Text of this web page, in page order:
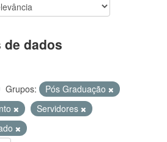
dados
Grupos:
Pós Graduação
Servidores